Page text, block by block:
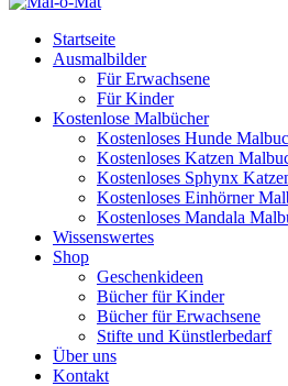
Startseite
Ausmalbilder
Für Erwachsene
Für Kinder
Kostenlose Malbücher
Kostenloses Hunde
Kostenloses Katzen
Kostenloses Sphynx
Kostenloses Einhörner
Kostenloses Mandala
Wissenswertes
Shop
Geschenkideen
Bücher für Kinder
Bücher für Erwachsene
Stifte und Künstlerbedarf
Über uns
Kontakt